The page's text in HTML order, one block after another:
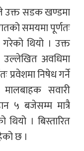
उक्त सडक खण्डमा
समयमा पूर्णतः
थियो । उक्त
उल्लेखित अवधिमा
प्रवेशमा निषेध गर्ने
सवारी
५ बजेसम्म मात्रै
। बिस्तारित
छ ।